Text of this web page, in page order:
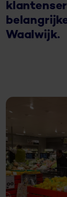
Waalwijk.